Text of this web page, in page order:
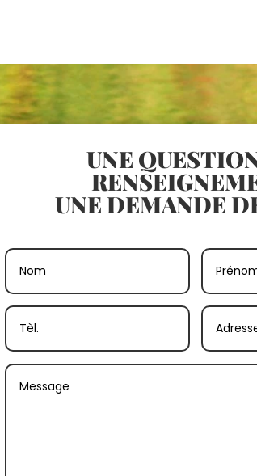
UNE
UNE DEMANDE